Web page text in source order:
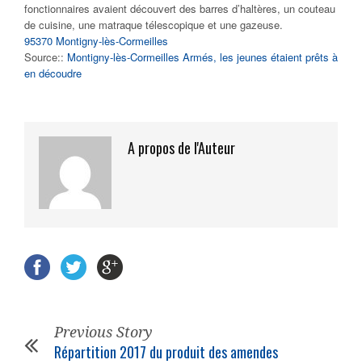
fonctionnaires avaient découvert des barres d’haltères, un couteau
de cuisine, une matraque télescopique et une gazeuse.
95370 Montigny-lès-Cormeilles
Source:: Montigny-lès-Cormeilles Armés, les jeunes étaient prêts à
en découdre
A propos de l'Auteur
Previous Story
Répartition 2017 du produit des amendes